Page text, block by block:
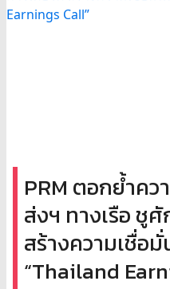
PRM ตอกย้ำค
ส่งฯ ทางเรือ ชู
สร้างความเชื่อ
“Thailand